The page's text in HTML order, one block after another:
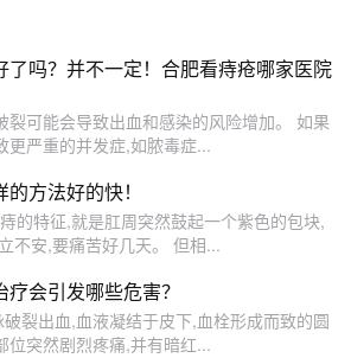
了吗？并不一定！合肥看痔疮哪家医院
裂可能会导致出血和感染的风险增加。 如果
更严重的并发症,如脓毒症...
方法好的快！
的特征,就是肛周突然鼓起一个紫色的包块,
不安,要痛苦好几天。 但相...
会引发哪些危害？
裂出血,血液凝结于皮下,血栓形成而致的圆
位突然剧烈疼痛,并有暗红...